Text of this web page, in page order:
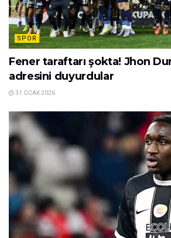
SPOR
Fener taraftarı şokta! Jhon
adresini duyurdular
31 OCAK 2026